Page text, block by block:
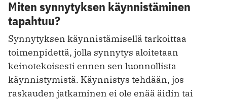
Miten synnytyksen käynnistäminen
tapahtuu?
Synnytyksen käynnistämisellä tarkoittaa
toimenpidettä, jolla synnytys aloitetaan
keinotekoisesti ennen sen luonnollista
käynnistymistä. Käynnistys tehdään, jos
raskauden jatkaminen ei ole enää äidin tai